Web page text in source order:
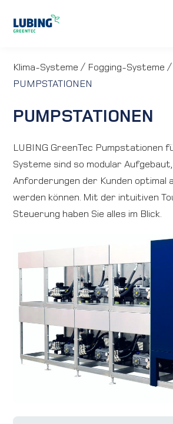
Automatisierung
Neuigkeiten
Unternehmen
Karriere
International
Klima-Systeme / Fogging-Systeme /
PUMPSTATIONEN
PUMPSTATIONEN
LUBING GreenTec Pumpstationen
Systeme sind so modular
Anforderungen der Kunden optimal
werden können. Mit der intuitiven
Steuerung haben Sie alles im Blick.